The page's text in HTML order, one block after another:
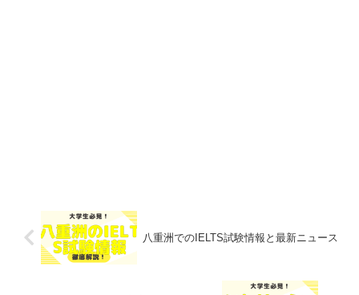
八重洲でのIELTS試験情報と最新ニュース